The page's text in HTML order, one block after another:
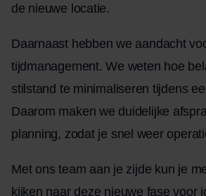
de nieuwe locatie.
Daarnaast hebben we aandacht
tijdmanagement. We weten hoe
stilstand te minimaliseren tijdens
Daarom maken we duidelijke
planning, zodat je snel weer
Met ons team aan je zijde kun je
kijken naar deze nieuwe fase voor